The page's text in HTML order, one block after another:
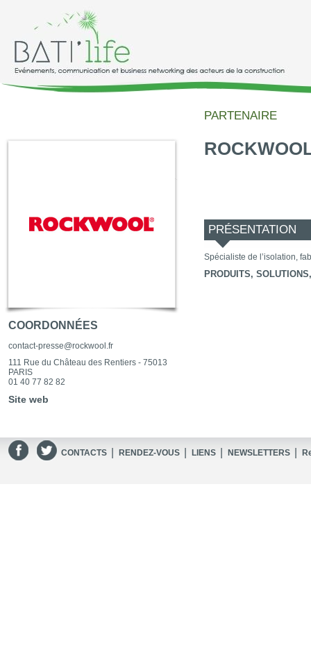
PARTENAIRE
COORDONNÉES
contact-presse@rockwool.fr
111 Rue du Château des Rentiers - 75013
PARIS
01 40 77 82 82
Site web
PRÉSENTATION
Spécialiste de l’isolation,
PRODUITS,
CONTACTS RENDEZ-VOUS LIENS NEWSLETTERS